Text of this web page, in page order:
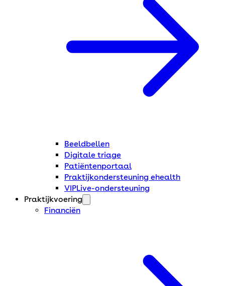
Beeldbellen
Digitale triage
Patiëntenportaal
Praktijkondersteuning ehealth
VIPLive-ondersteuning
Praktijkvoering
Financiën